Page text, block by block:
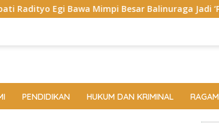
Balinuraga Jadi ‘Penglipuran’ Kedua pada 2027
PENDIDIKAN HUKUM DAN KRIMINAL RAGAM